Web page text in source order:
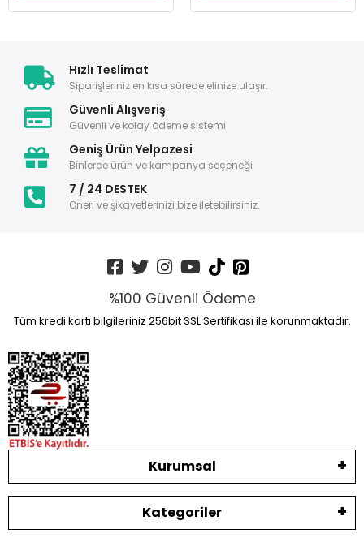
Hızlı Teslimat
Siparişleriniz en kısa sürede elinize ulaşır.
Güvenli Alışveriş
Güvenli ve kolay ödeme sistemi
Geniş Ürün Yelpazesi
Binlerce ürün ve kampanya seçeneği
7 / 24 DESTEK
Öneri ve şikayetlerinizi bize iletebilirsiniz.
%100 Güvenli Ödeme
Tüm kredi kartı bilgileriniz 256bit SSL Sertifikası ile korunmaktadır.
Kurumsal
Kategoriler